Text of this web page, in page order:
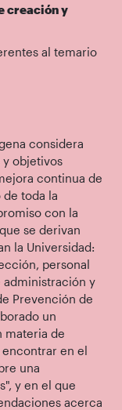
creación y
al temario
considera
y objetivos
continua de
toda la
con la
se derivan
la Universidad:
personal
administración y
Prevención de
un
materia de
en el
una
y en el que
acerca